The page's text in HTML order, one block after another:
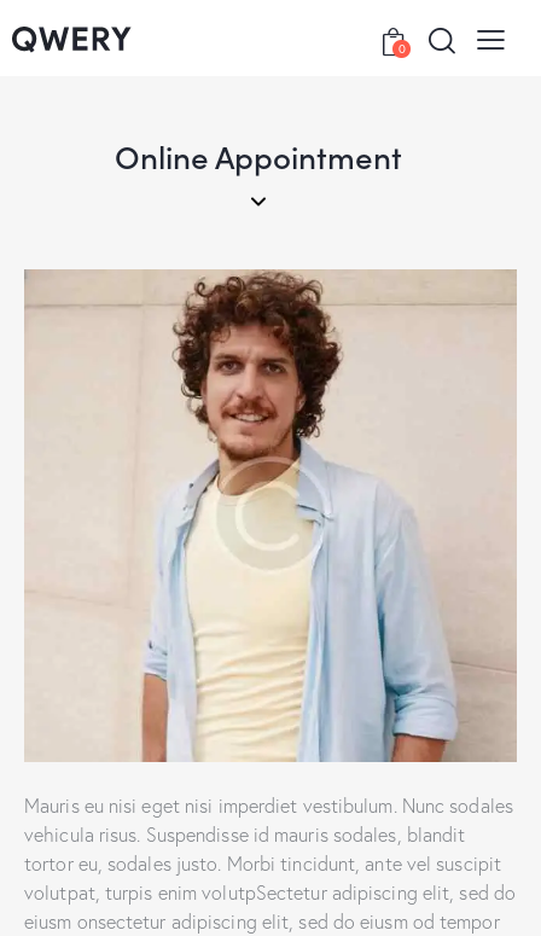
0
Online Appointment
Mauris eu nisi eget nisi imperdiet vestibulum. Nunc sodales
vehicula risus. Suspendisse id mauris sodales, blandit
tortor eu, sodales justo. Morbi tincidunt, ante vel suscipit
volutpat, turpis enim volutpSectetur adipiscing elit, sed do
eiusm onsectetur adipiscing elit, sed do eiusm od tempor